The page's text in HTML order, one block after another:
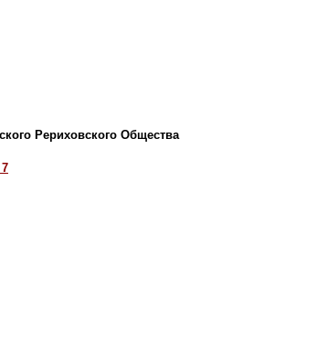
Рериховского Общества